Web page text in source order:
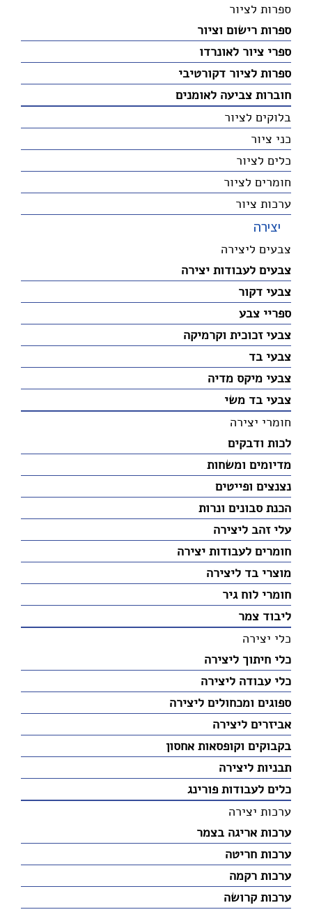
ספרות לציור
ספרות רישום וציור
ספרי ציור לאונרדו
ספרות לציור דקורטיבי
חוברות צביעה לאומנים
בלוקים לציור
כני ציור
כלים לציור
חומרים לציור
ערכות ציור
יצירה
צבעים ליצירה
צבעים לעבודות יצירה
צבעי דקור
ספריי צבע
צבעי זכוכית וקרמיקה
צבעי בד
צבעי מיקס מדיה
צבעי בד משי
חומרי יצירה
לכות ודבקים
מדיומים ומשחות
נצנצים ופייטים
הכנת סבונים ונרות
עלי זהב ליצירה
חומרים לעבודות יצירה
מוצרי בד ליצירה
חומרי לוח גיר
ליבוד צמר
כלי יצירה
כלי חיתוך ליצירה
כלי עבודה ליצירה
ספוגים ומכחולים ליצירה
אביזרים ליצירה
בקבוקים וקופסאות אחסון
תבניות ליצירה
כלים לעבודות פורינג
ערכות יצירה
ערכות אריגה בצמר
ערכות חריטה
ערכות רקמה
ערכות קרושה